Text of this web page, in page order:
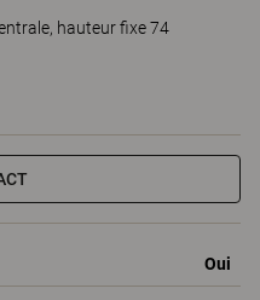
hauteur fixe 74
Oui